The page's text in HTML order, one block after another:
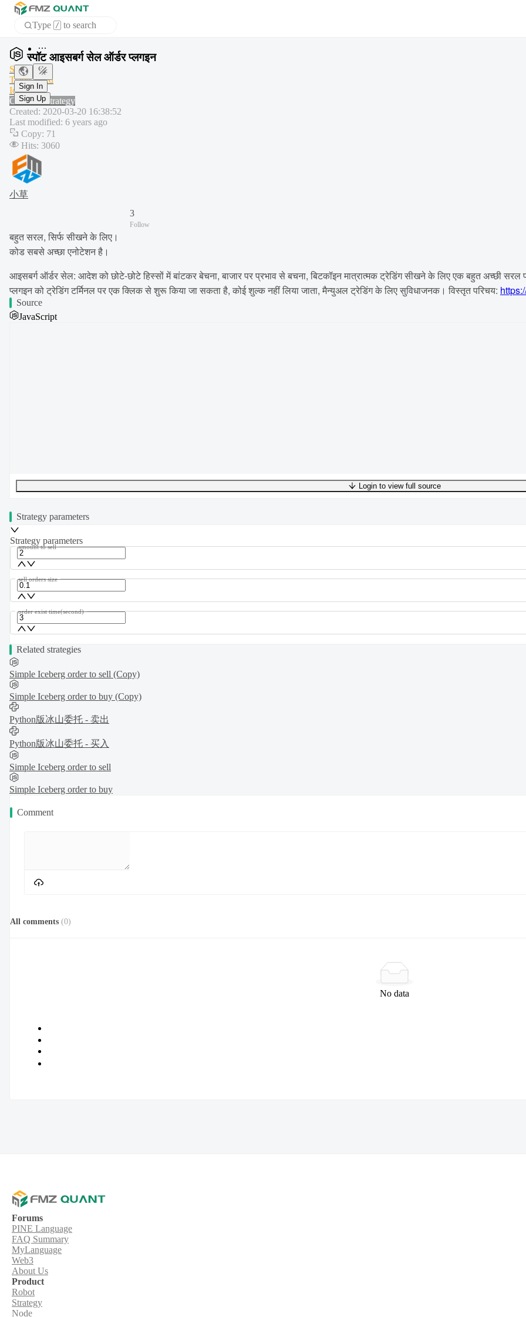
Type / to search
Home
APP
Sign In
Sign Up
स्पॉट आइसबर्ग सेल ऑर्डर प्लगइन
Study
Trade-aided
Iceberg
Common strategy
Created: 2020-03-20 16:38:52
Last modified: 6 years ago
Copy: 71
Hits: 3060
小草
3
Follow
बहुत सरल, सिर्फ सीखने के लिए।
कोड सबसे अच्छा एनोटेशन है।
आइसबर्ग ऑर्डर सेल: आदेश को छोटे-छोटे हिस्सों में बांटकर बेचना, बाजार पर प्रभाव से बचना, बिटकॉइन मात्रात्मक ट्रेडिंग सीखने के लिए एक बहुत अच्छी सरल
प्लगइन को ट्रेडिंग टर्मिनल पर एक क्लिक से शुरू किया जा सकता है, कोई शुल्क नहीं लिया जाता, मैन्युअल ट्रेडिंग के लिए सुविधाजनक। विस्तृत परिचय:
Source
JavaScript
UTF-8468 bytes50 words0 linesLn 1,Col 0
Login to view full source
Strategy parameters
Strategy parameters
amount to sell
sell orders size
order exist time(second)
Related strategies
Simple Iceberg order to sell (Copy)
Simple Iceberg order to buy (Copy)
Python版冰山委托 - 卖出
Python版冰山委托 - 买入
Simple Iceberg order to sell
Simple Iceberg order to buy
Comment
All comments (0)
No data
Forums
PINE Language
FAQ Summary
MyLanguage
Web3
About Us
Product
Robot
Strategy
Node